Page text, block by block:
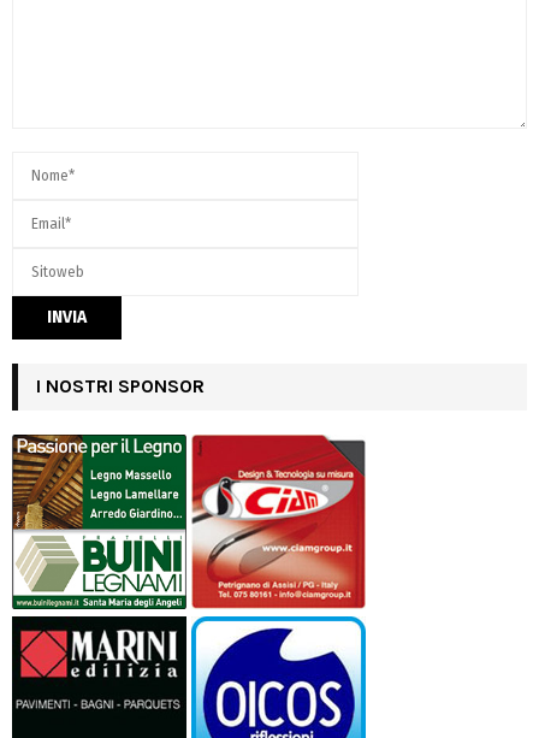
I NOSTRI SPONSOR